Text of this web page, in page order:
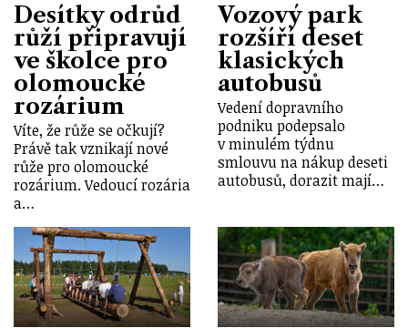
Desítky odrůd
růží připravují
ve školce pro
olomoucké
rozárium
Víte, že růže se očkují?
Právě tak vznikají nové
růže pro olomoucké
rozárium. Vedoucí rozária
a…
Vozový park
rozšíří deset
klasických
autobusů
Vedení dopravního
podniku podepsalo
v minulém týdnu
smlouvu na nákup deseti
autobusů, dorazit mají…